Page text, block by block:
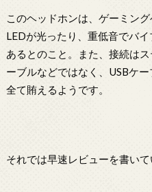
このヘッドホンは、ゲーミン
LEDが光ったり、重低音でバ
あるとのこと。また、接続は
ーブルなどではなく、USBケ
全て賄えるようです。
それでは早速レビューを書いて